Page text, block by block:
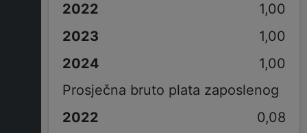
1,00
1,00
1,00
Prosječna bruto plata zaposlenog
0,08